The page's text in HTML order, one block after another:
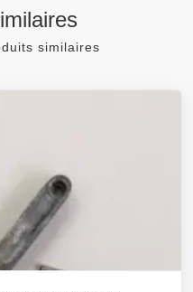
similaires